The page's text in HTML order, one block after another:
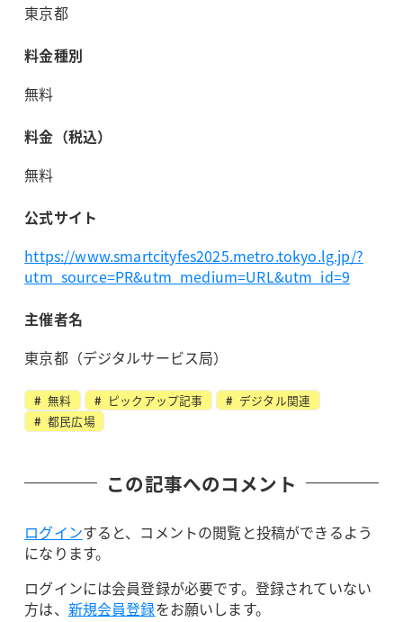
東京都
料金種別
無料
料金（税込）
無料
公式サイト
https://www.smartcityfes2025.metro.tokyo.lg.jp/?
utm_source=PR&utm_medium=URL&utm_id=9
主催者名
東京都（デジタルサービス局）
無料 ピックアップ記事
デジタル関連
都民広場
この記事へのコメント
ログインすると、コメントの閲覧と投稿ができるよう
になります。
ログインには会員登録が必要です。登録されていない
方は、 新規会員登録をお願いします。